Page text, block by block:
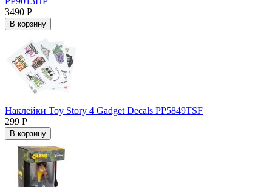
3490 Р
В корзину
Наклейки Toy Story 4 Gadget Decals PP5849TSF
299 Р
В корзину